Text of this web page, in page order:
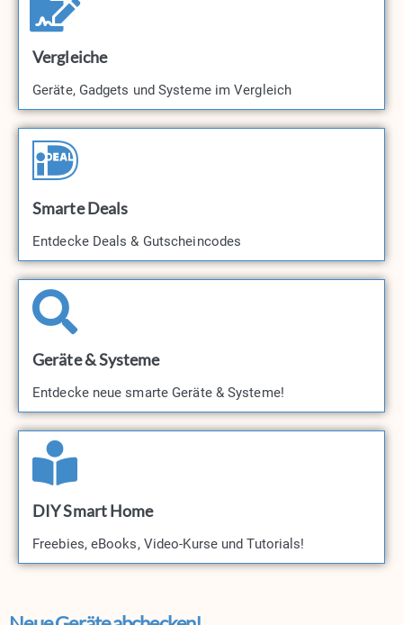
Vergleiche
Geräte, Gadgets und Systeme im Vergleich
Smarte Deals
Entdecke Deals & Gutscheincodes​
Geräte & Systeme
Entdecke neue smarte Geräte & Systeme!​
DIY Smart Home
Freebies, eBooks, Video-Kurse und Tutorials!​